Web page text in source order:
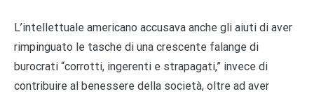
L’intellettuale americano accusava anche gli aiuti di aver
rimpinguato le tasche di una crescente falange di
burocrati “corrotti, ingerenti e strapagati,” invece di
contribuire al benessere della società, oltre ad aver